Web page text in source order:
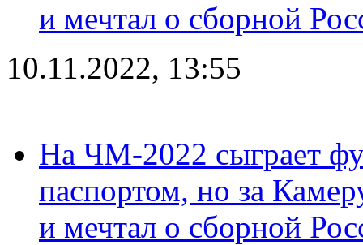
и мечтал о сборной
10.11.2022, 13:55
На ЧМ-2022 сыграет
паспортом, но за
и мечтал о сборной